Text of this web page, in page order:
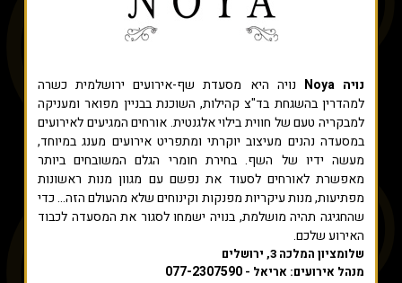
נויה Noya
נויה היא מסעדת שף-אירועים ירושלמית כשרה
למהדרין בהשגחת בד"צ קהילות, השוכנת בבניין מפואר ומעניקה
למבקריה טעם של חווית בילוי אלגנטית. אורחים המגיעים לאירועים
במסעדה נהנים מעיצוב יוקרתי ומתפריט אירועים מענג במיוחד,
מעשה ידיו של השף. בחירת חומרי הגלם המשובחים ביותר
מאפשרת לאורחים לסעוד את נפשם עם מגוון מנות ראשונות
מפתיעות, מנות עיקריות מפנקות וקינוחים שלא מהעולם הזה... כדי
שהחגיגה תהיה מושלמת, בנויה ישמחו לסגור את המסעדה לכבוד
האירוע שלכם.
שלומציון המלכה 3, ירושלים
מנהל אירועים: אריאל - 077-2307590